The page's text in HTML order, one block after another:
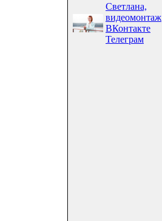
Светлана,
видеомонтаж
ВКонтакте
Телеграм